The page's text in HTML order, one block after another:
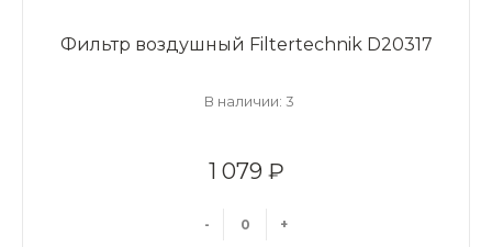
Фильтр воздушный Filtertechnik D20317
В наличии: 3
1 079 ₽
- +